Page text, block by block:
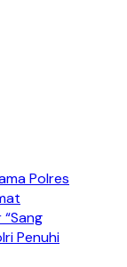
Polres
Penuhi